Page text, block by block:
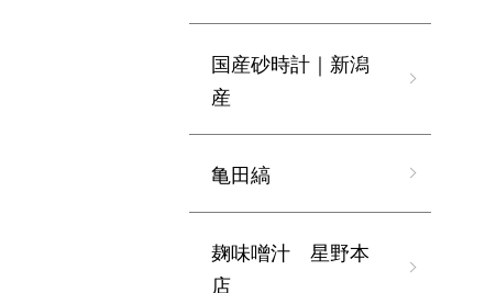
国産砂時計｜新潟
産
亀田縞
麹味噌汁 星野本
店